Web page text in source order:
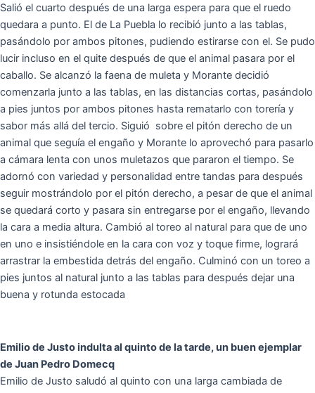
Salió el cuarto después de una larga espera para que el ruedo
quedara a punto. El de La Puebla lo recibió junto a las tablas,
pasándolo por ambos pitones, pudiendo estirarse con el. Se pudo
lucir incluso en el quite después de que el animal pasara por el
caballo. Se alcanzó la faena de muleta y Morante decidió
comenzarla junto a las tablas, en las distancias cortas, pasándolo
a pies juntos por ambos pitones hasta rematarlo con torería y
sabor más allá del tercio. Siguió sobre el pitón derecho de un
animal que seguía el engaño y Morante lo aprovechó para pasarlo
a cámara lenta con unos muletazos que pararon el tiempo. Se
adornó con variedad y personalidad entre tandas para después
seguir mostrándolo por el pitón derecho, a pesar de que el animal
se quedará corto y pasara sin entregarse por el engaño, llevando
la cara a media altura. Cambió al toreo al natural para que de uno
en uno e insistiéndole en la cara con voz y toque firme, logrará
arrastrar la embestida detrás del engaño. Culminó con un toreo a
pies juntos al natural junto a las tablas para después dejar una
buena y rotunda estocada
Emilio de Justo indulta al quinto de la tarde, un buen ejemplar
de Juan Pedro Domecq
Emilio de Justo saludó al quinto con una larga cambiada de